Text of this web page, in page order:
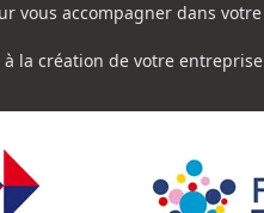
vous accompagner dans votre
la création de votre entreprise